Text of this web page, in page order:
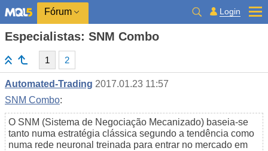
Fórum Login
Especialistas: SNM Combo
1 2
Automated-Trading 2017.01.23 11:57
SNM Combo:
O SNM (Sistema de Negociação Mecanizado) baseia-se
tanto numa estratégia clássica segundo a tendência como
numa rede neuronal treinada para entrar no mercado em